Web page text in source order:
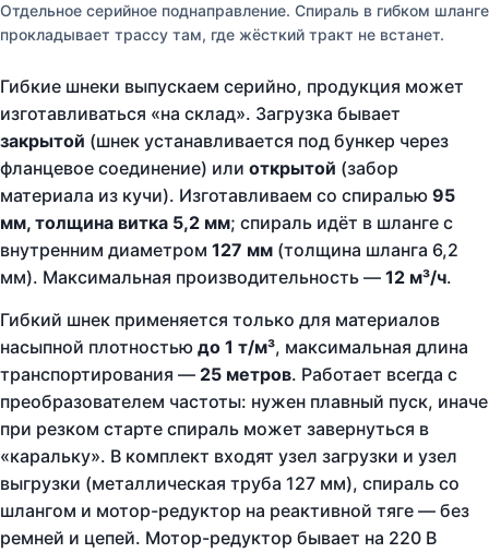
Отдельное серийное поднаправление. Спираль в гибком шланге
прокладывает трассу там, где жёсткий тракт не встанет.
Гибкие шнеки выпускаем серийно, продукция может
изготавливаться «на склад». Загрузка бывает
закрытой (шнек устанавливается под бункер через
фланцевое соединение) или открытой (забор
материала из кучи). Изготавливаем со спиралью 95
мм, толщина витка 5,2 мм; спираль идёт в шланге с
внутренним диаметром 127 мм (толщина шланга 6,2
мм). Максимальная производительность — 12 м³/ч.
Гибкий шнек применяется только для материалов
насыпной плотностью до 1 т/м³, максимальная длина
транспортирования — 25 метров. Работает всегда с
преобразователем частоты: нужен плавный пуск, иначе
при резком старте спираль может завернуться в
«каральку». В комплект входят узел загрузки и узел
выгрузки (металлическая труба 127 мм), спираль со
шлангом и мотор-редуктор на реактивной тяге — без
ремней и цепей. Мотор-редуктор бывает на 220 В